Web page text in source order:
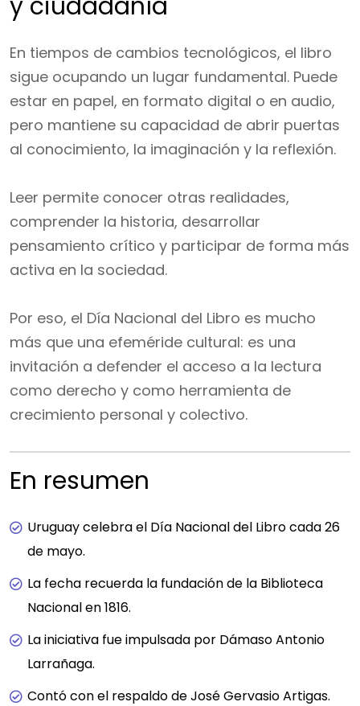
En tiempos de cambios tecnológicos, el libro
sigue ocupando un lugar fundamental. Puede
estar en papel, en formato digital o en audio,
pero mantiene su capacidad de abrir puertas
al conocimiento, la imaginación y la reflexión.
Leer permite conocer otras realidades,
comprender la historia, desarrollar
pensamiento crítico y participar de forma más
activa en la sociedad.
Por eso, el Día Nacional del Libro es mucho
más que una efeméride cultural: es una
invitación a defender el acceso a la lectura
como derecho y como herramienta de
crecimiento personal y colectivo.
En resumen
Uruguay celebra el Día Nacional del Libro cada 26
de mayo.
La fecha recuerda la fundación de la Biblioteca
Nacional en 1816.
La iniciativa fue impulsada por Dámaso Antonio
Larrañaga.
Contó con el respaldo de José Gervasio Artigas.